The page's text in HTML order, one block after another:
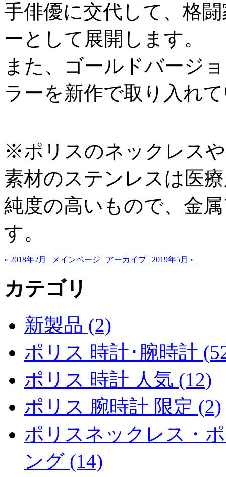
手俳優に交代して、格
ーとして展開します。
また、ゴールドバージ
ラーを新作で取り入れ
※ポリスのネックレス
素材のステンレスは医
純度の高いもので、金
す。
« 2018年2月 | メインページ | アーカイブ | 2019年5月 »
カテゴリ
新製品 (2)
ポリス 時計･腕時計
ポリス 時計 人気 (12)
ポリス 腕時計 限定 (2)
ポリスネックレス・
ング (14)